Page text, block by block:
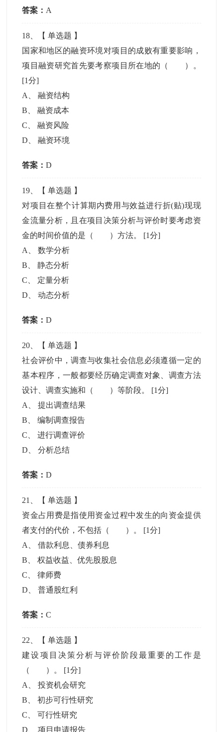
答案： A
18 、【单选题 】
国家和地区的融资环境对项目的成败有重要影响，
项目融资研究首先要考察项目所在地的（ ）。
[1分]
A
、融资结构
B 、融资成本
C 、融资风险
D 、融资环境
答案：D
19 、【单选题 】
对项目在整个计算期内费用与效益进行折(贴)现现
金流量分析，且在项目决策分析与评价时要考虑资
金的时间价值的是（ ）方法。 [1分]
A
、数学分析
B 、静态分析
C
定量分析
D 、动态分析
答案：D
20 、【单选题 】
社会评价中，调查与收集社会信息必须遵循一定的
基本程序，一般都要经历确定调查对象、调查方法
设计、调查实施和（ ）等阶段。 [1分]
A
、提出调查结果
B 、编制调查报告
C 、进行调查评价
D 、分析总结
答案：D
21 、【单选题 】
资金占用费是指使用资金过程中发生的向资金提供
者支付的代价，不包括（ ）。 [1分]
A
、借款利息、债券利息
B 、权益收益、优先股股息
C 、律师费
D 、普通股红利
答案：C
22 、【单选题 】
建设项目决策分析与评价阶段最重要的工作是
（ ）。 [1分]
A
、投资机会研究
B 、初步可行性研究
C 、可行性研究
D 、项目申请报告